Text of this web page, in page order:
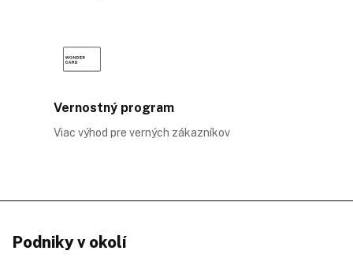
Vernostný program
Viac výhod pre verných zákazníkov
Podniky v okolí